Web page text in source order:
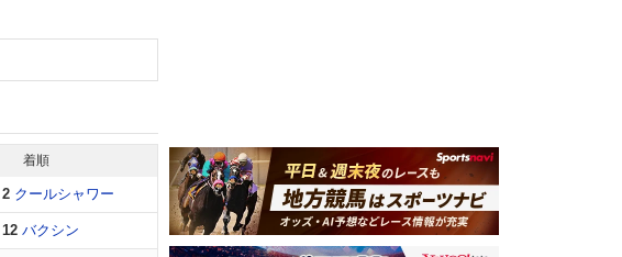
着順
2 クールシャワー
12 バクシン